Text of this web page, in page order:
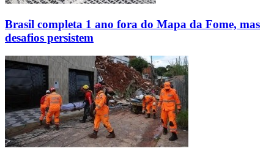
Brasil completa 1 ano fora do Mapa da Fome, mas
desafios persistem